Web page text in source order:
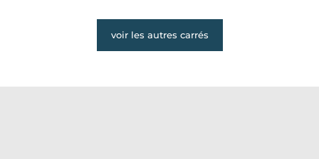
voir les autres carrés